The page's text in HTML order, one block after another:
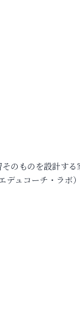
のものを設計する
デュコーチ・ラボ